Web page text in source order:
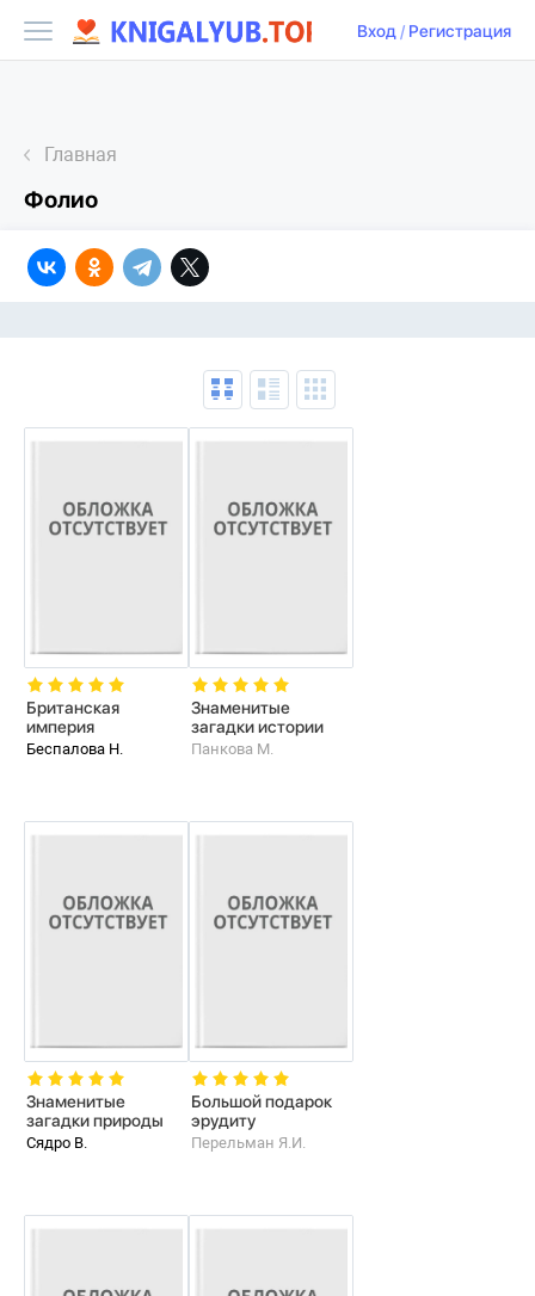
Вход/ Регистрация
Главная
Фолио
Британская
империя
Беспалова Н.
Знаменитые
загадки истории
Панкова М.
Знаменитые
загадки природы
Сядро В.
Большой подарок
эрудиту
Перельман Я.И.